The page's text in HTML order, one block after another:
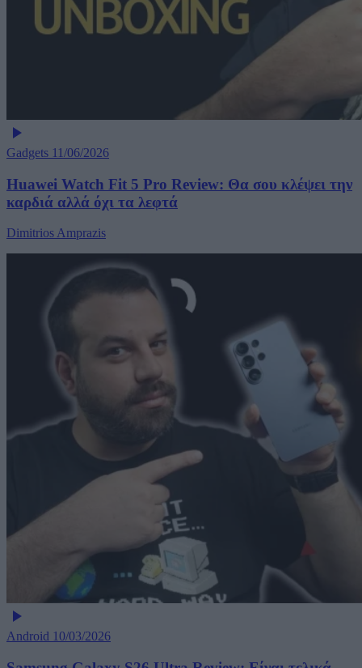
Gadgets 11/06/2026
Huawei Watch Fit 5 Pro Review: Θα σου κλέψει την
καρδιά αλλά όχι τα λεφτά
Dimitrios Amprazis
Android 10/03/2026